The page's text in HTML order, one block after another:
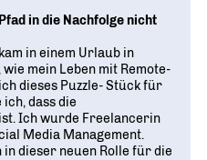
in die Nachfolge nicht
in einem Urlaub in
mein Leben mit Remote-
dieses Puzzle- Stück für
dass die
Ich wurde Freelancerin
Media Management.
dieser neuen Rolle für die